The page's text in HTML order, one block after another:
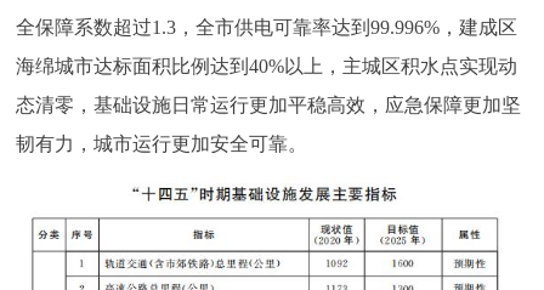
全保障系数超过1.3，全市供电可靠率达到99.996%，建成区
海绵城市达标面积比例达到40%以上，主城区积水点实现动
态清零，基础设施日常运行更加平稳高效，应急保障更加坚
韧有力，城市运行更加安全可靠。